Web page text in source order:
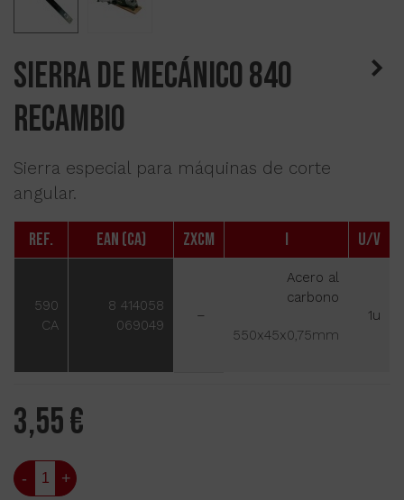
Sierra de mecánico 840
Recambio
Sierra especial para máquinas de corte
angular.
Ref. EAN (CA) ZxCm i U/V
590
CA
8 414058
069049
–
Acero al
carbono
550x45x0,75mm
1u
3,55 €
- +